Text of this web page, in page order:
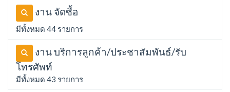
งาน จัดซื้อ
มีทั้งหมด 44 รายการ
งาน บริการลูกค้า/ประชาสัมพันธ์/รับ
โทรศัพท์
มีทั้งหมด 43 รายการ